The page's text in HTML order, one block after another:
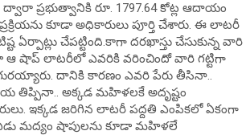
ప్రభుత్వానికి రూ. 1797.64 కోట్ల ఆదాయం
కూడా అధికారులు పూర్తి చేశారు. ఈ లాటరీ
ఏర్పాట్లు చేపట్టింది.కాగా దరఖాస్తు చేసుకున్న వారి
ఆ షాప్ లాటరీలో ఎవరికి వరించిందో వారి గట్టిగా
దానికి కారణం ఎవరి పేరు తీసినా..
తిప్పినా.. అక్కడ మహిళలకే అదృష్టం
ఇక్కడ జరిగిన లాటరీ పద్దతి ఎంపికలో ఏకంగా
మద్యం షాపులను కూడా మహిళలే